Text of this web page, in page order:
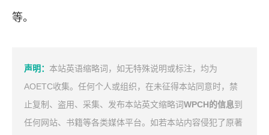
等。
声明： 本站英语缩略词，如无特殊说明或标注，均为
AOETC收集。任何个人或组织，在未征得本站同意时，禁
止复制、盗用、采集、发布本站英文缩略词WPCH的信息到
任何网站、书籍等各类媒体平台。如若本站内容侵犯了原著